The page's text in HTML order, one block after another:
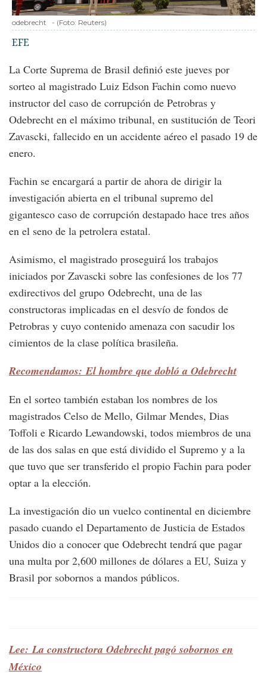
odebrecht - (Foto: Reuters)
EFE
La Corte Suprema de Brasil definió este jueves por
sorteo al magistrado Luiz Edson Fachin como nuevo
instructor del caso de corrupción de Petrobras y
Odebrecht en el máximo tribunal, en sustitución de Teori
Zavascki, fallecido en un accidente aéreo el pasado 19 de
enero.
Fachin se encargará a partir de ahora de dirigir la
investigación abierta en el tribunal supremo del
gigantesco caso de corrupción destapado hace tres años
en el seno de la petrolera estatal.
Asimismo, el magistrado proseguirá los trabajos
iniciados por Zavascki sobre las confesiones de los 77
exdirectivos del grupo Odebrecht, una de las
constructoras implicadas en el desvío de fondos de
Petrobras y cuyo contenido amenaza con sacudir los
cimientos de la clase política brasileña.
Recomendamos: El hombre que dobló a Odebrecht
En el sorteo también estaban los nombres de los
magistrados Celso de Mello, Gilmar Mendes, Dias
Toffoli e Ricardo Lewandowski, todos miembros de una
de las dos salas en que está dividido el Supremo y a la
que tuvo que ser transferido el propio Fachin para poder
optar a la elección.
La investigación dio un vuelco continental en diciembre
pasado cuando el Departamento de Justicia de Estados
Unidos dio a conocer que Odebrecht tendrá que pagar
una multa por 2,600 millones de dólares a EU, Suiza y
Brasil por sobornos a mandos públicos.
Lee: La constructora Odebrecht pagó sobornos en
México